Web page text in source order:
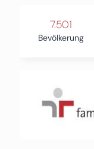
7.501
Bevölkerung